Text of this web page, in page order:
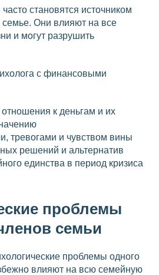
становятся источником
семье. Они влияют на все
и могут разрушить
с финансовыми
к деньгам и их
тревогами и чувством вины
решений и альтернатив
единства в период кризиса
проблемы
семьи
проблемы одного
влияют на всю семейную